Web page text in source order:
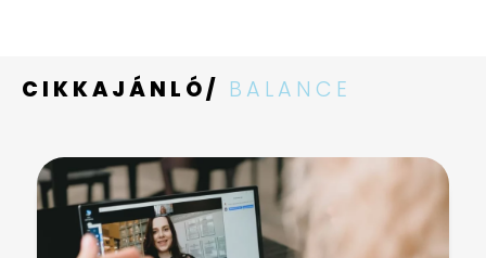
CIKKAJÁNLÓ/ BALANCE